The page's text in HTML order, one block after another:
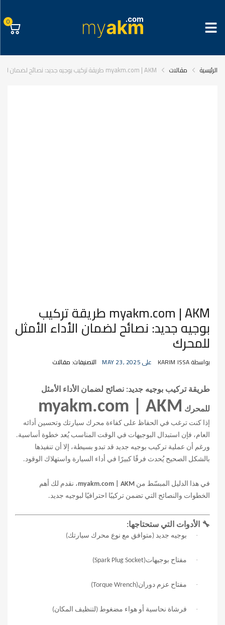
0
الرئيسية مقالات myakm.com | AKM طريقة تركيب بوجيه جديد: نصائح لضمان الأداء الأمثل للمحرك
myakm.com | AKM طريقة تركيب
بوجيه جديد: نصائح لضمان الأداء الأمثل
للمحرك
بواسطة KARIM ISSA على MAY 23, 2025 التصنيفات: مقالات
طريقة تركيب بوجيه جديد: نصائح لضمان الأداء الأمثل
للمحرك myakm.com | AKM
إذا كنت ترغب في الحفاظ على كفاءة محرك سيارتك وتحسين أدائه
العام، فإن استبدال البوجيهات في الوقت المناسب يُعد خطوة أساسية.
ورغم أن عملية تركيب بوجيه جديد قد تبدو بسيطة، إلا أن تنفيذها
بالشكل الصحيح يُحدث فرقًا كبيرًا في أداء السيارة واستهلاك الوقود.
في هذا الدليل المبسّط من myakm.com | AKM، نقدم لك أهم
الخطوات والنصائح التي تضمن تركيبًا احترافيًا لبوجيه جديد.
🔧 الأدوات التي ستحتاجها:
· بوجيه جديد (متوافق مع نوع محرك سيارتك)
· مفتاح بوجيهات(Spark Plug Socket)
· مفتاح عزم دوران(Torque Wrench)
· فرشاة نحاسية أو هواء مضغوط (لتنظيف المكان)